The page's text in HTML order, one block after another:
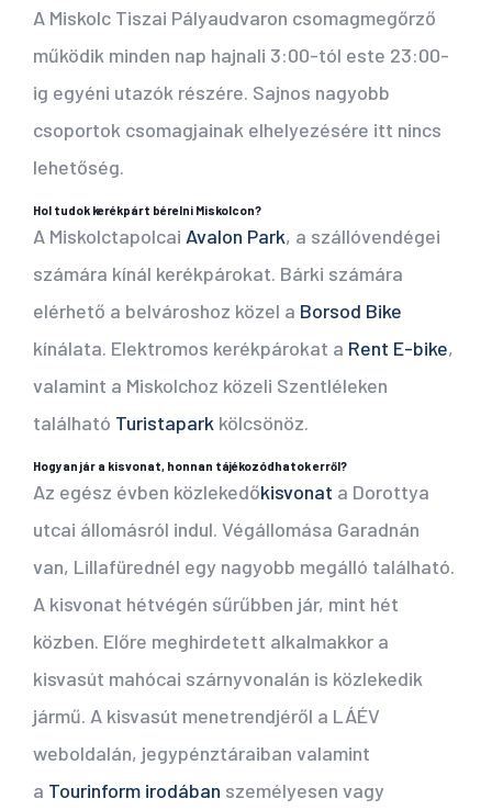
A Miskolc Tiszai Pályaudvaron csomagmegőrző
működik minden nap hajnali 3:00-tól este 23:00-
ig egyéni utazók részére. Sajnos nagyobb
csoportok csomagjainak elhelyezésére itt nincs
lehetőség.
Hol tudok kerékpárt bérelni Miskolcon?
A Miskolctapolcai Avalon Park, a szállóvendégei
számára kínál kerékpárokat. Bárki számára
elérhető a belvároshoz közel a Borsod Bike
kínálata. Elektromos kerékpárokat a Rent E-bike,
valamint a Miskolchoz közeli Szentléleken
található Turistapark kölcsönöz.
Hogyan jár a kisvonat, honnan tájékozódhatok erről?
Az egész évben közlekedőkisvonat a Dorottya
utcai állomásról indul. Végállomása Garadnán
van, Lillafürednél egy nagyobb megálló található.
A kisvonat hétvégén sűrűbben jár, mint hét
közben. Előre meghirdetett alkalmakkor a
kisvasút mahócai szárnyvonalán is közlekedik
jármű. A kisvasút menetrendjéről a LÁÉV
weboldalán, jegypénztáraiban valamint
a Tourinform irodában személyesen vagy